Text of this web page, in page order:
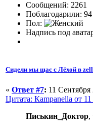
Сообщений: 2261
Поблагодарили: 94
Пол:
Надпись под
Сидели мы щас с Лёхой в
« Ответ #7: 11
Цитата: Кampanella от
Писькин_Доктор,